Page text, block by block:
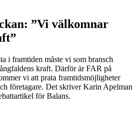
”Vi välkomnar
i framtiden måste vi som bransch
kraft. Därför är FAR på
vi att prata framtidsmöjligheter
företagare. Det skriver Karin Apelman
för Balans.